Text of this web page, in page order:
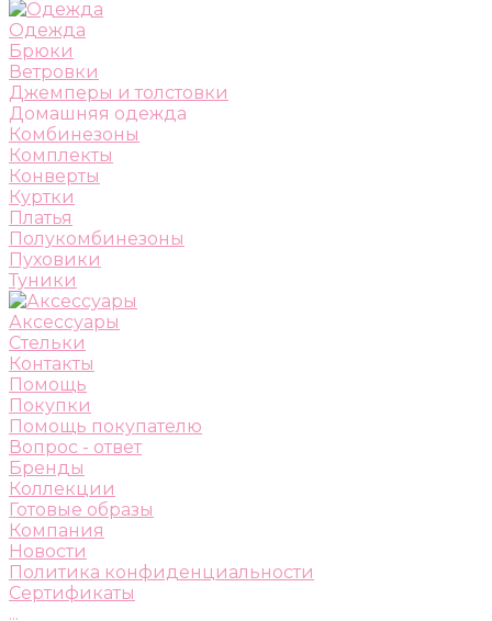
Одежда
Брюки
Ветровки
Джемперы и толстовки
Домашняя одежда
Комбинезоны
Комплекты
Конверты
Куртки
Платья
Полукомбинезоны
Пуховики
Туники
Аксессуары
Стельки
Контакты
Помощь
Покупки
Помощь покупателю
Вопрос - ответ
Бренды
Коллекции
Готовые образы
Компания
Новости
Политика конфиденциальности
Сертификаты
...